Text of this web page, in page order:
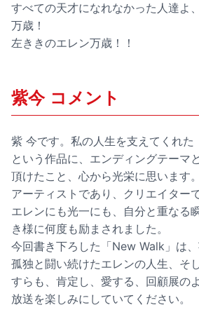
すべての天才になれなかった人達よ、
万歳！
左ききのエレン万歳！！
紫今 コメント
紫 今です。私の人生を支えてくれた
という作品に、エンディングテーマ
頂けたこと、心から光栄に思います。
アーティストであり、クリエイター
エレンにも光一にも、自分と重なる
き様に何度も励まされました。
今回書き下ろした「New Walk」は、
孤独と闘い続けたエレンの人生、そ
すらも、肯定し、愛する、回顧展の
放送を楽しみにしていてください。